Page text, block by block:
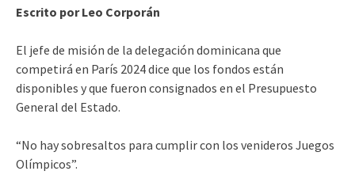
Escrito por Leo Corporán
El jefe de misión de la delegación dominicana que
competirá en París 2024 dice que los fondos están
disponibles y que fueron consignados en el Presupuesto
General del Estado.
“No hay sobresaltos para cumplir con los venideros Juegos
Olímpicos”.